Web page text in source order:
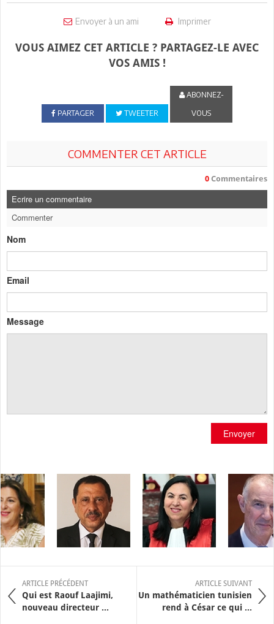
Envoyer à un ami Imprimer
VOUS AIMEZ CET ARTICLE ? PARTAGEZ-LE AVEC
VOS AMIS !
PARTAGER TWEETER
ABONNEZ-
VOUS
COMMENTER CET ARTICLE
0 Commentaires
Ecrire un commentaire
Commenter
Nom
Email
Message
Envoyer
ARTICLE PRÉCÉDENT
Qui est Raouf Laajimi,
nouveau directeur ...
ARTICLE SUIVANT
Un mathématicien tunisien
rend à César ce qui ...